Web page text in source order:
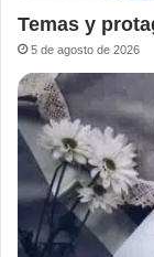
Temas y
5 de agosto de 2026